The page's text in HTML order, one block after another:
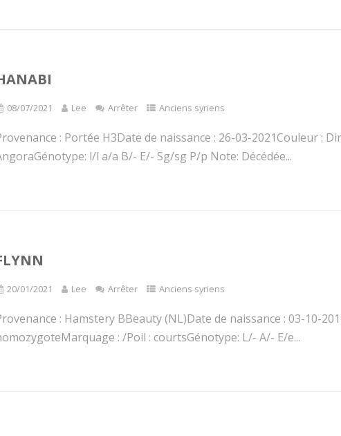
08/07/2021 Lee Arrêter Anciens syriens
: Portée H3Date de naissance : 26-03-2021Couleur :
l/l a/a B/- E/- Sg/sg P/p Note: Décédée...
20/01/2021 Lee Arrêter Anciens syriens
: Hamstery BBeauty (NL)Date de naissance : 03-10-
: /Poil : courtsGénotype: L/- A/- E/e...